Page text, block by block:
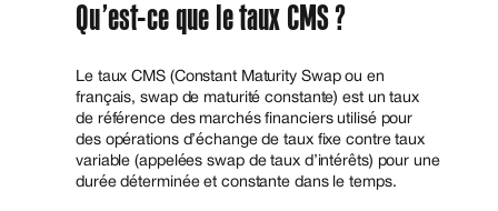
Qu’est-ce que le taux CMS ?
Le taux CMS (Constant Maturity Swap ou en
français, swap de maturité constante) est un taux
de référence des marchés financiers utilisé pour
des opérations d’échange de taux fixe contre taux
variable (appelées swap de taux d’intérêts) pour une
durée déterminée et constante dans le temps.